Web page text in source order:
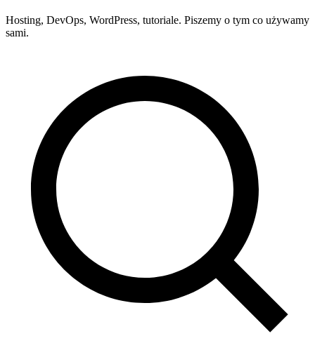
Hosting, DevOps, WordPress, tutoriale. Piszemy o tym co używamy
sami.